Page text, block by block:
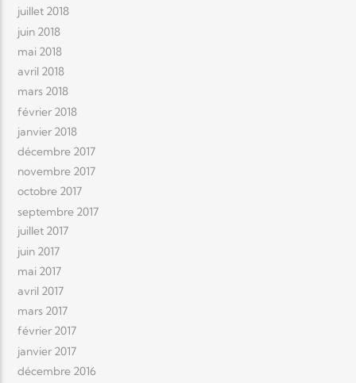
juillet 2018
juin 2018
mai 2018
avril 2018
mars 2018
février 2018
janvier 2018
décembre 2017
novembre 2017
octobre 2017
septembre 2017
juillet 2017
juin 2017
mai 2017
avril 2017
mars 2017
février 2017
janvier 2017
décembre 2016